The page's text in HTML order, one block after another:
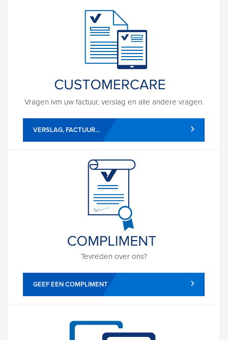
Vragen ivm uw factuur, verslag en alle andere vragen.
VERSLAG, FACTUUR...
Tevreden over ons?
GEEF EEN COMPLIMENT